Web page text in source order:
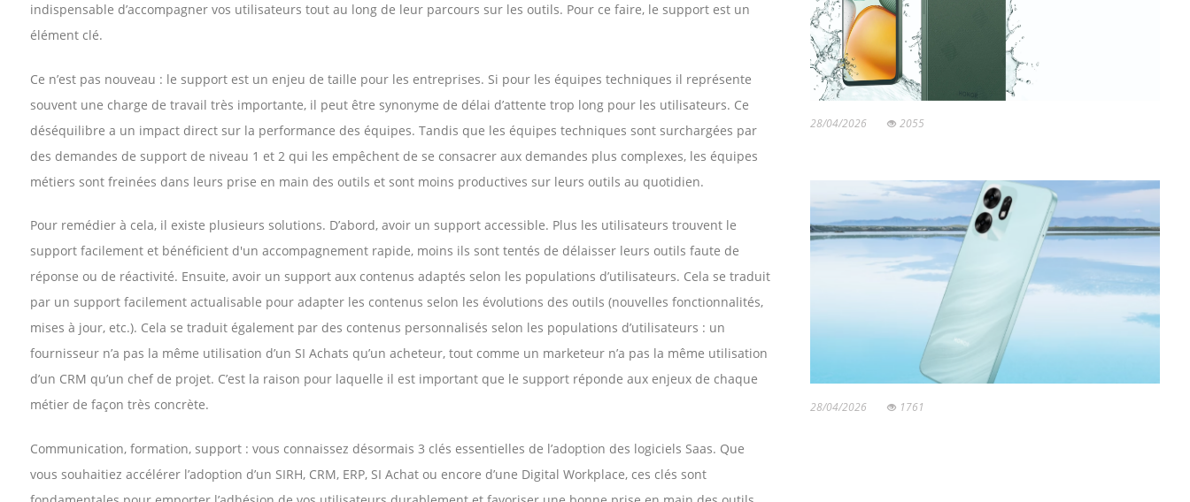
indispensable d’accompagner vos utilisateurs tout au long de leur parcours sur les outils. Pour ce faire, le support est un
élément clé.
Ce n’est pas nouveau : le support est un enjeu de taille pour les entreprises. Si pour les équipes techniques il représente
souvent une charge de travail très importante, il peut être synonyme de délai d’attente trop long pour les utilisateurs. Ce
déséquilibre a un impact direct sur la performance des équipes. Tandis que les équipes techniques sont surchargées par
des demandes de support de niveau 1 et 2 qui les empêchent de se consacrer aux demandes plus complexes, les équipes
métiers sont freinées dans leurs prise en main des outils et sont moins productives sur leurs outils au quotidien.
Pour remédier à cela, il existe plusieurs solutions. D’abord, avoir un support accessible. Plus les utilisateurs trouvent le
support facilement et bénéficient d'un accompagnement rapide, moins ils sont tentés de délaisser leurs outils faute de
réponse ou de réactivité. Ensuite, avoir un support aux contenus adaptés selon les populations d’utilisateurs. Cela se traduit
par un support facilement actualisable pour adapter les contenus selon les évolutions des outils (nouvelles fonctionnalités,
mises à jour, etc.). Cela se traduit également par des contenus personnalisés selon les populations d’utilisateurs : un
fournisseur n’a pas la même utilisation d’un SI Achats qu’un acheteur, tout comme un marketeur n’a pas la même utilisation
d’un CRM qu’un chef de projet. C’est la raison pour laquelle il est important que le support réponde aux enjeux de chaque
métier de façon très concrète.
Communication, formation, support : vous connaissez désormais 3 clés essentielles de l’adoption des logiciels Saas. Que
vous souhaitiez accélérer l’adoption d’un SIRH, CRM, ERP, SI Achat ou encore d’une Digital Workplace, ces clés sont
28/04/2026 2055
28/04/2026 1761